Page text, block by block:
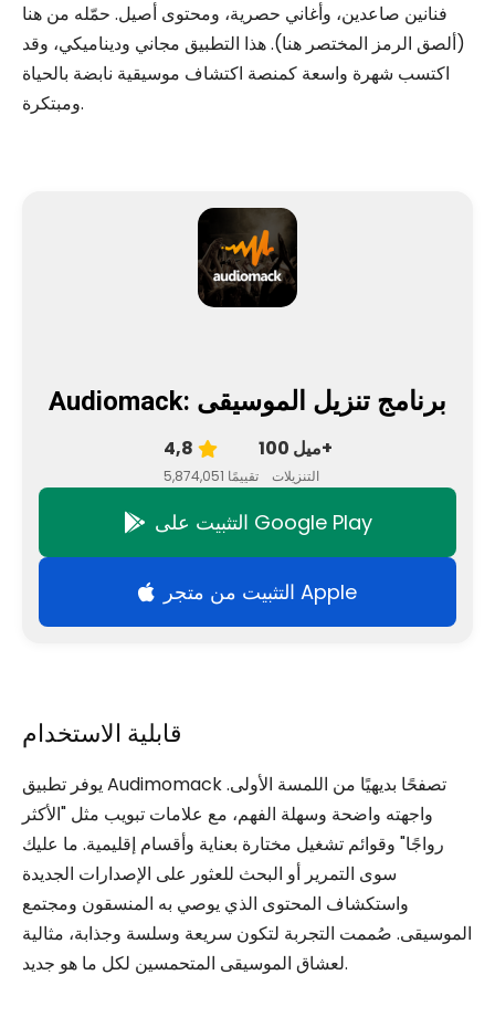
فنانين صاعدين، وأغاني حصرية، ومحتوى أصيل. حمّله من هنا
(ألصق الرمز المختصر هنا). هذا التطبيق مجاني وديناميكي، وقد
اكتسب شهرة واسعة كمنصة اكتشاف موسيقية نابضة بالحياة
ومبتكرة.
Audiomack: برنامج تنزيل الموسيقى
4,8
5,874,051 تقييمًا
100 ميل+
التنزيلات
التثبيت على Google Play
التثبيت من متجر Apple
قابلية الاستخدام
يوفر تطبيق Audimomack تصفحًا بديهيًا من اللمسة الأولى.
واجهته واضحة وسهلة الفهم، مع علامات تبويب مثل "الأكثر
رواجًا" وقوائم تشغيل مختارة بعناية وأقسام إقليمية. ما عليك
سوى التمرير أو البحث للعثور على الإصدارات الجديدة
واستكشاف المحتوى الذي يوصي به المنسقون ومجتمع
الموسيقى. صُممت التجربة لتكون سريعة وسلسة وجذابة، مثالية
لعشاق الموسيقى المتحمسين لكل ما هو جديد.